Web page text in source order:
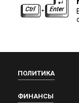
ПОЛИТИКА
ФИНАНСЫ